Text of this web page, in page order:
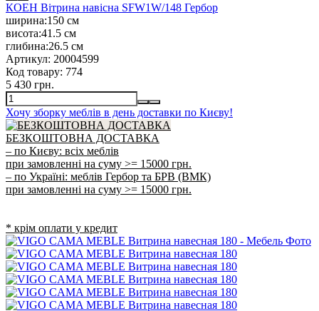
КОЕН Вітрина навісна SFW1W/148 Гербор
ширина:150 см
висота:41.5 см
глибина:26.5 см
Артикул: 20004599
Код товару: 774
5 430 грн.
Хочу зборку меблів в день доставки по Києву!
БЕЗКОШТОВНА ДОСТАВКА
– по Києву: всіх меблів
при замовленні на суму >= 15000 грн.
– по Україні: меблів Гербор та БРВ (ВМК)
при замовленні на суму >= 15000 грн.
* крім оплати у кредит